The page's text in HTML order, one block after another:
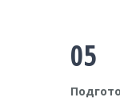
05